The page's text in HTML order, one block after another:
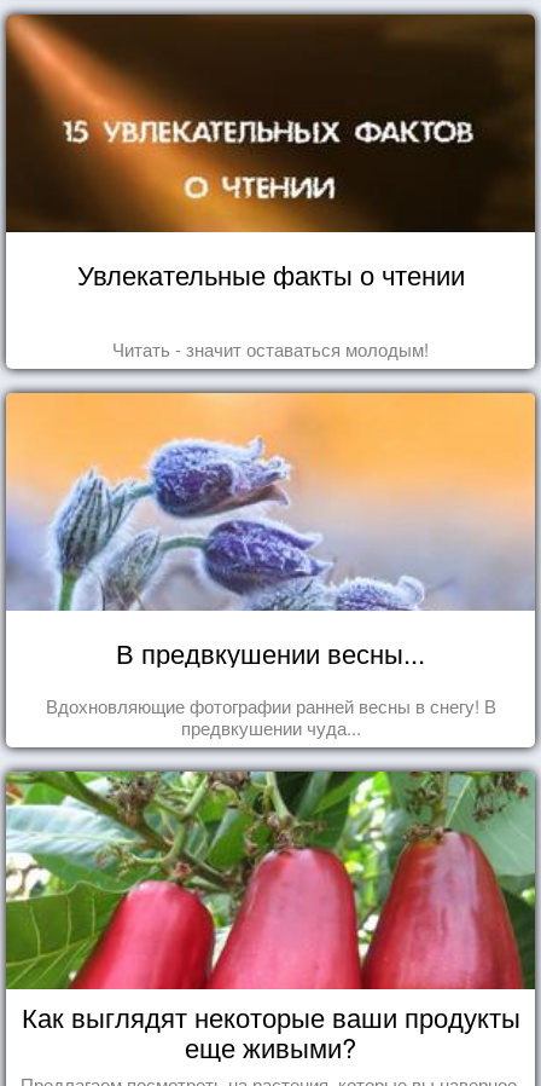
Увлекательные факты о чтении
Читать - значит оставаться молодым!
В предвкушении весны...
Вдохновляющие фотографии ранней весны в снегу! В
предвкушении чуда...
Как выглядят некоторые ваши продукты
еще живыми?